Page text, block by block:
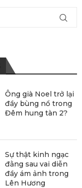
Ông già Noel trở lại
đầy bùng nổ trong
Đêm hung tàn 2?
Sự thật kinh ngạc
đằng sau vai diễn
đầy ám ảnh trong
Lên Hương